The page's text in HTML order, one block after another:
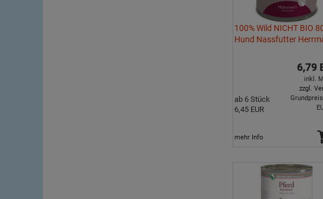
100% Wild NICHT BIO
Hund Nassfutter
6,79
inkl.
zzgl.
ab 6 Stück
6,45 EUR
mehr Info